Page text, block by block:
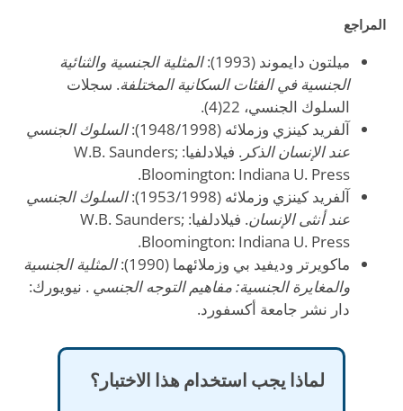
المراجع
ميلتون دايموند (1993):
المثلية الجنسية والثنائية
الجنسية في الفئات السكانية المختلفة. سجلات
السلوك الجنسي، 22(4).
آلفريد كينزي وزملائه (1948/1998):
السلوك الجنسي
عند الإنسان الذكر
. فيلادلفيا: W.B. Saunders;
Bloomington: Indiana U. Press.
آلفريد كينزي وزملائه (1953/1998):
السلوك الجنسي
عند أنثى الإنسان
. فيلادلفيا: W.B. Saunders;
Bloomington: Indiana U. Press.
ماكويرتر وديفيد بي وزملائهما (1990):
المثلية الجنسية
والمغايرة الجنسية: مفاهيم التوجه الجنسي . نيويورك:
دار نشر جامعة أكسفورد.
لماذا يجب استخدام هذا الاختبار؟